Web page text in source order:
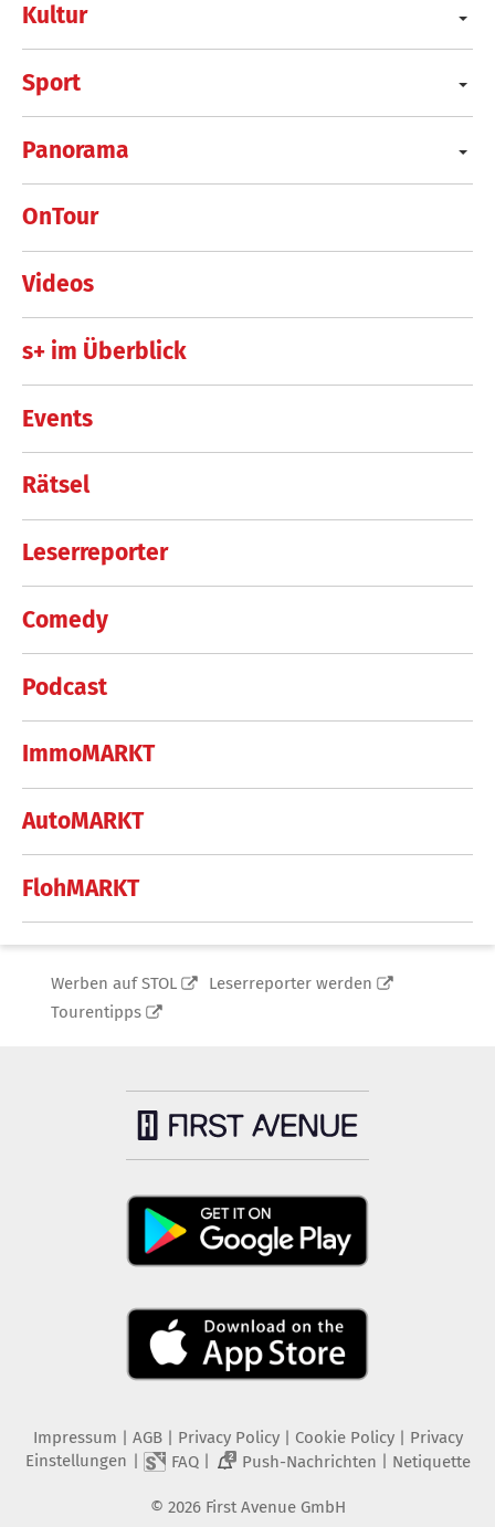
Kultur
Sport
Panorama
OnTour
Videos
s+ im Überblick
Events
Rätsel
Leserreporter
Comedy
Podcast
ImmoMARKT
AutoMARKT
FlohMARKT
Werben auf STOL
Leserreporter werden
Tourentipps
Impressum | AGB | Privacy Policy| Cookie Policy| Privacy
Einstellungen | FAQ| 2 Push-Nachrichten | Netiquette
© 2026 First Avenue GmbH